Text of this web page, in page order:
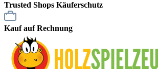
Trusted Shops Käuferschutz
Kauf auf Rechnung